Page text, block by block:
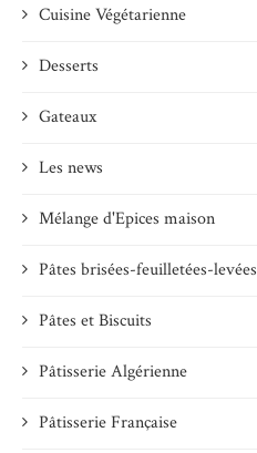
Cuisine Végétarienne
Desserts
Gateaux
Les news
Mélange d'Epices maison
Pâtes brisées-feuilletées-levées
Pâtes et Biscuits
Pâtisserie Algérienne
Pâtisserie Française